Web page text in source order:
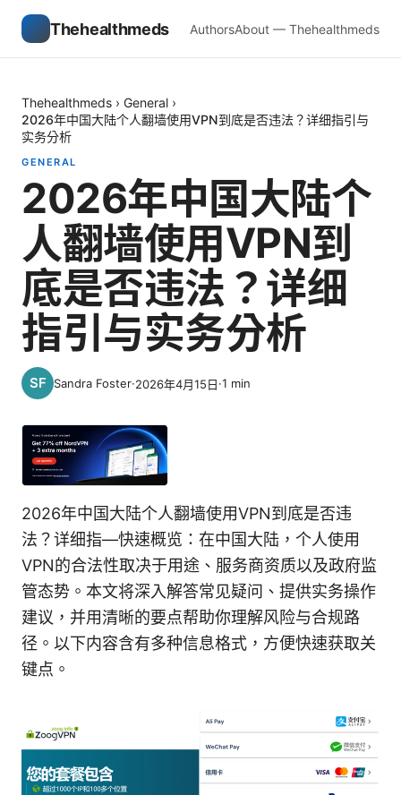
Thehealthmeds AuthorsAbout — Thehealthmeds
Thehealthmeds › General ›
2026年中国大陆个人翻墙使用VPN到底是否违法？详细指引与
实务分析
GENERAL
2026年中国大陆个
人翻墙使用VPN到
底是否违法？详细
指引与实务分析
Sandra Foster·2026年4月15日·1 min
2026年中国大陆个人翻墙使用VPN到底是否违
法？详细指—快速概览：在中国大陆，个人使用
VPN的合法性取决于用途、服务商资质以及政府监
管态势。本文将深入解答常见疑问、提供实务操作
建议，并用清晰的要点帮助你理解风险与合规路
径。以下内容含有多种信息格式，方便快速获取关
键点。